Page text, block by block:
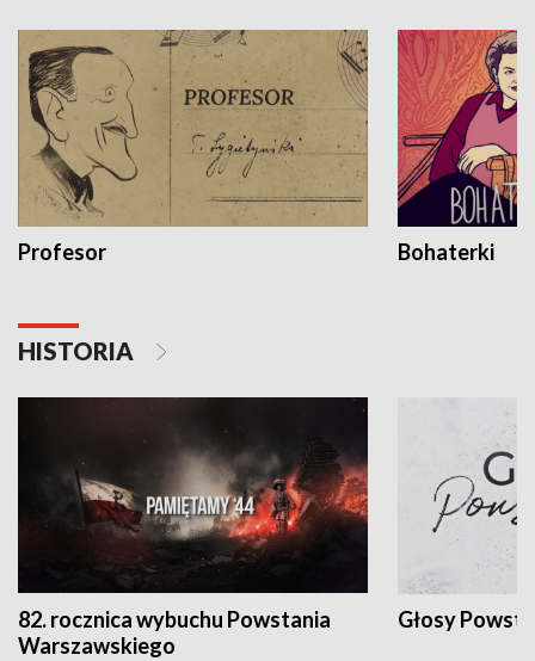
Profesor Bohaterki
HISTORIA
82. rocznica wybuchu Powstania
Warszawskiego
Głosy